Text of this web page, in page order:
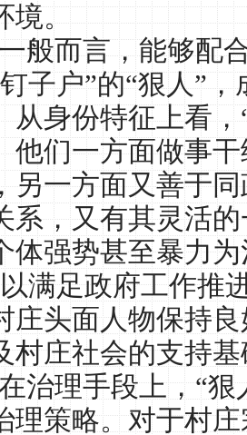
境。
般而言，能够配
子户”的“狠人”
从身份特征上看
他们一方面做事
另一方面又善于
系，又有其灵活
体强势甚至暴力
满足政府工作推
庄头面人物保持
村庄社会的支持
治理手段上，“
理策略。对于村